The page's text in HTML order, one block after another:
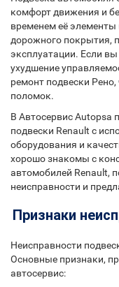
комфорт движения и
временем её
дорожного покрытия,
эксплуатации. Если
ухудшение
ремонт подвески
поломок.
В Автосервис Autopsa
подвески Renault с
оборудования и
хорошо знакомы с
автомобилей Renault,
неисправности и
Признаки
Неисправности
Основные признаки,
автосервис: